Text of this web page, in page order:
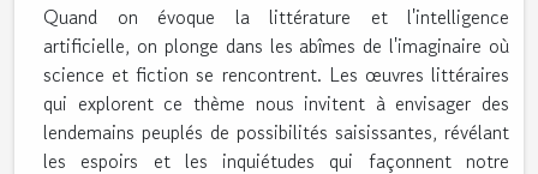
Quand on évoque la littérature et l'intelligence
artificielle, on plonge dans les abîmes de l'imaginaire où
science et fiction se rencontrent. Les œuvres littéraires
qui explorent ce thème nous invitent à envisager des
lendemains peuplés de possibilités saisissantes, révélant
les espoirs et les inquiétudes qui façonnent notre